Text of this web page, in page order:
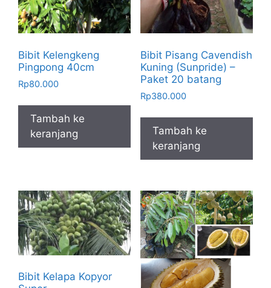
Bibit Kelengkeng
Pingpong 40cm
Rp80.000
Tambah ke
keranjang
Bibit Pisang Cavendish
Kuning (Sunpride) –
Paket 20 batang
Rp380.000
Tambah ke
keranjang
Bibit Kelapa Kopyor